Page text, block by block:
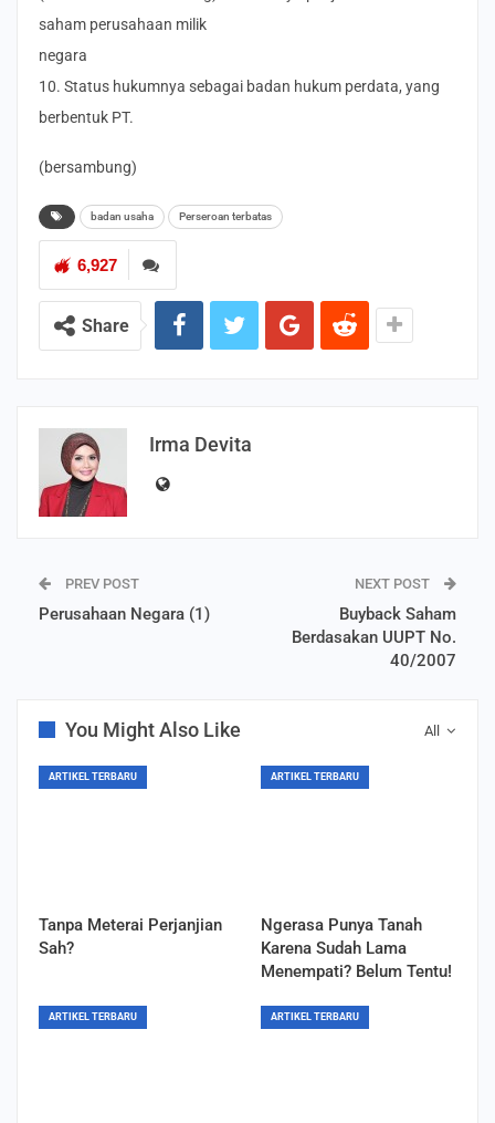
saham perusahaan milik
negara
10. Status hukumnya sebagai badan hukum perdata, yang
berbentuk PT.
(bersambung)
badan usaha Perseroan terbatas
6,927
Share
Irma Devita
PREV POST
Perusahaan Negara (1)
NEXT POST
Buyback Saham
Berdasakan UUPT No.
40/2007
All
You Might Also Like
ARTIKEL TERBARU
Tanpa Meterai Perjanjian
Sah?
ARTIKEL TERBARU
Ngerasa Punya Tanah
Karena Sudah Lama
Menempati? Belum Tentu!
ARTIKEL TERBARU ARTIKEL TERBARU